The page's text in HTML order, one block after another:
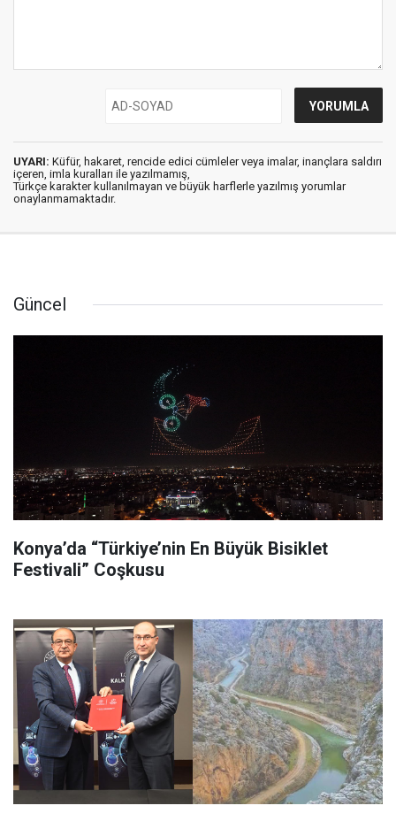
UYARI: Küfür, hakaret, rencide edici cümleler veya imalar, inançlara saldırı
içeren, imla kuralları ile yazılmamış,
Türkçe karakter kullanılmayan ve büyük harflerle yazılmış yorumlar
onaylanmamaktadır.
Güncel
Konya’da “Türkiye’nin En Büyük Bisiklet
Festivali” Coşkusu